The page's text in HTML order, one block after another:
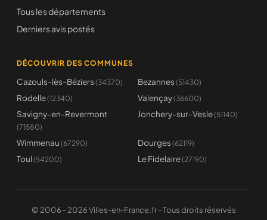
Tous les départements
Derniers avis postés
DÉCOUVRIR DES COMMUNES
Cazouls-lès-Béziers (34370) Bezannes (51430)
Rodelle(12340) Valençay(36600)
Savigny-en-Revermont
(71580)
Jonchery-sur-Vesle(51140)
Wimmenau (67290) Dourges (62119)
Toul (54200) Le Fidelaire(27190)
© 2006 - 2026 Villes-en-France.fr - Tous droits réservés